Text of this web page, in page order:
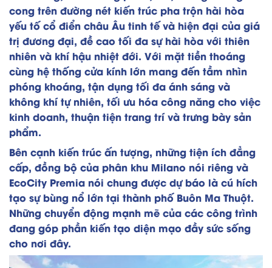
cong trên đường nét kiến trúc pha trộn hài hòa
yếu tố cổ điển châu Âu tinh tế và hiện đại của giá
trị đương đại, đề cao tối đa sự hài hòa với thiên
nhiên và khí hậu nhiệt đới. Với mặt tiền thoáng
cùng hệ thống cửa kính lớn mang đến tầm nhìn
phóng khoáng, tận dụng tối đa ánh sáng và
không khí tự nhiên, tối ưu hóa công năng cho việc
kinh doanh, thuận tiện trang trí và trưng bày sản
phẩm.
Bên cạnh kiến trúc ấn tượng, những tiện ích đẳng
cấp, đồng bộ của phân khu Milano nói riêng và
EcoCity Premia nói chung được dự báo là cú hích
tạo sự bùng nổ lớn tại thành phố Buôn Ma Thuột.
Những chuyển động mạnh mẽ của các công trình
đang góp phần kiến tạo diện mạo đầy sức sống
cho nơi đây.